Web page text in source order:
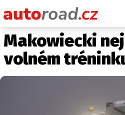
AUTA
TESTY
SPY
Makowiecki
volném